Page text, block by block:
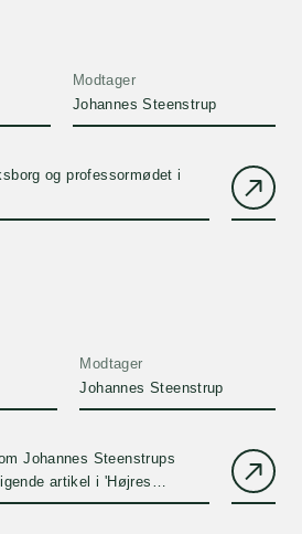
Modtager
Johannes Steenstrup
og professormødet i
Modtager
Johannes Steenstrup
Johannes Steenstrups
artikel i 'Højres